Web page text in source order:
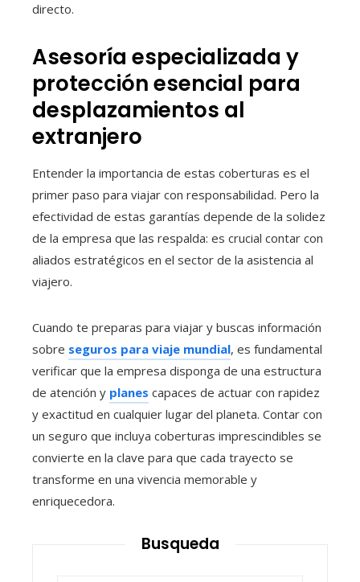
directo.
Asesoría especializada y
protección esencial para
desplazamientos al
extranjero
Entender la importancia de estas coberturas es el
primer paso para viajar con responsabilidad. Pero la
efectividad de estas garantías depende de la solidez
de la empresa que las respalda: es crucial contar con
aliados estratégicos en el sector de la asistencia al
viajero.
Cuando te preparas para viajar y buscas información
sobre seguros para viaje mundial, es fundamental
verificar que la empresa disponga de una estructura
de atención y planes capaces de actuar con rapidez
y exactitud en cualquier lugar del planeta. Contar con
un seguro que incluya coberturas imprescindibles se
convierte en la clave para que cada trayecto se
transforme en una vivencia memorable y
enriquecedora.
Busqueda